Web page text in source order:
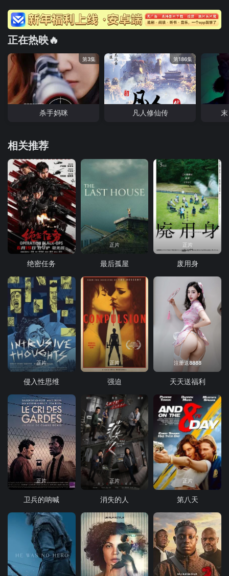
正在热映🔥
第3集
杀手妈咪
第186集
凡人修仙传
相关推荐
正片
绝密任务
正片
最后孤屋
正片
废用身
正片
侵入性思维
正片
强迫
注册送8888
天天送福利
正片
卫兵的呐喊
正片
消失的人
正片
第八天